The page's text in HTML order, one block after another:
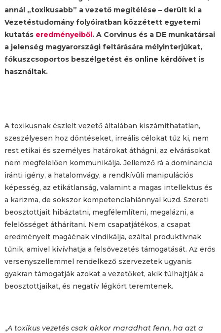
annál „toxikusabb” a vezető megítélése – derült ki a
Vezetéstudomány folyóiratban közzétett egyetemi
kutatás eredményeiből. A Corvinus és a DE munkatársai
a jelenség magyarországi feltárására mélyinterjúkat,
fókuszcsoportos beszélgetést és online kérdőívet is
használtak.
A toxikusnak észlelt vezető általában kiszámíthatatlan,
szeszélyesen hoz döntéseket, irreális célokat tűz ki, nem
rest etikai és személyes határokat áthágni, az elvárásokat
nem megfelelően kommunikálja. Jellemző rá a dominancia
iránti igény, a hatalomvágy, a rendkívüli manipulációs
képesség, az etikátlanság, valamint a magas intellektus és
a karizma, de sokszor kompetenciahiánnyal küzd. Szereti
beosztottjait hibáztatni, megfélemlíteni, megalázni, a
felelősséget áthárítani. Nem csapatjátékos, a csapat
eredményeit magáénak vindikálja, ezáltal produktívnak
tűnik, amivel kivívhatja a felsővezetés támogatását. Az erős
versenyszellemmel rendelkező szervezetek ugyanis
gyakran támogatják azokat a vezetőket, akik túlhajtják a
beosztottjaikat, és negatív légkört teremtenek.
„A toxikus vezetés csak akkor maradhat fenn, ha azt a